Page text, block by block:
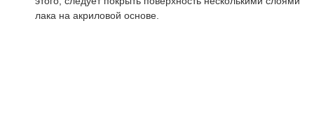
лака на акриловой основе.